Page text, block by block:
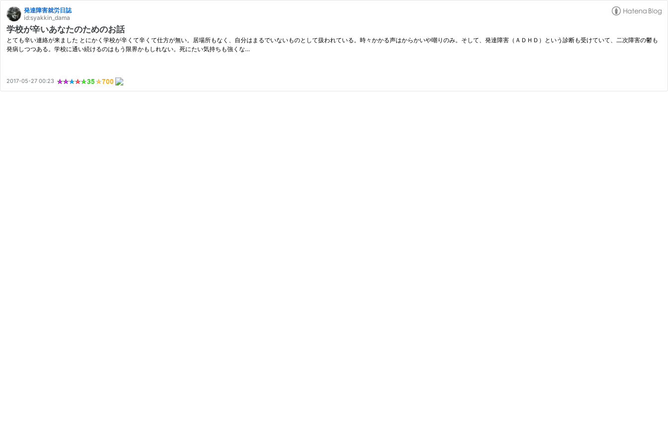
発達障害就労日誌
id:syakkin_dama
学校が辛いあなたのためのお話
とても辛い連絡が来ました とにかく学校が辛くて辛くて仕方が無い。居場所もなく、自分はまるでいないものとして扱われている。時々かかる声はからかいや嘲りのみ。そして、発達障害（ＡＤＨＤ）という診断も受けていて、二次障害の鬱も
発病しつつある。学校に通い続けるのはもう限界かもしれない。死にたい気持ちも強くな…
2017-05-27 00:23